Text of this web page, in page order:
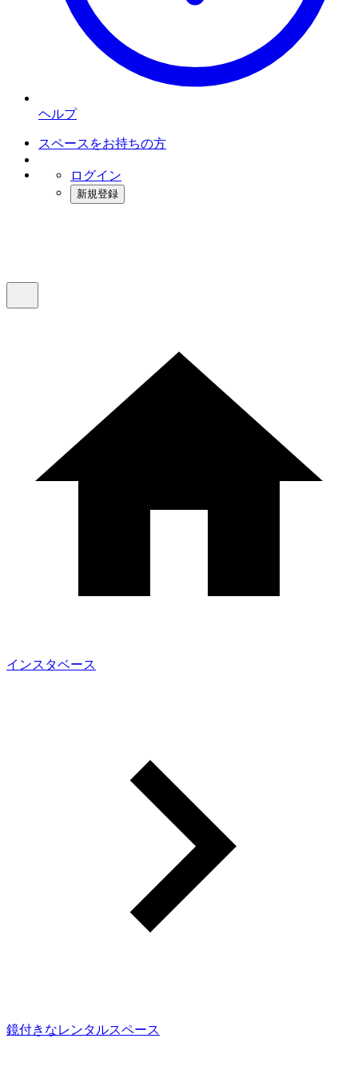
ヘルプ
スペースをお持ちの方
ログイン
新規登録
インスタベース
鏡付きなレンタルスペース